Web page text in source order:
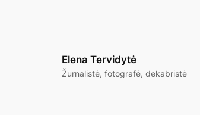
Elena Tervidytė
Žurnalistė, fotografė, dekabristė